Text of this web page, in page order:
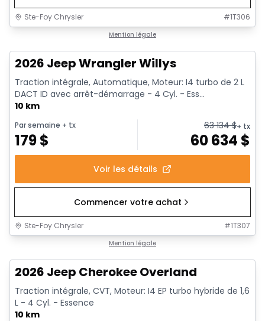
Ste-Foy Chrysler #1T306
Mention légale
2026 Jeep Wrangler Willys
Traction intégrale, Automatique, Moteur: I4 turbo de 2 L
DACT ID avec arrêt-démarrage - 4 Cyl. - Ess...
10 km
Par semaine + tx
179$
63 134$+ tx
60 634 $
Voir les détails
Commencer votre achat
Ste-Foy Chrysler #1T307
Mention légale
2026 Jeep Cherokee Overland
Traction intégrale, CVT, Moteur: I4 EP turbo hybride de 1,6
L - 4 Cyl. - Essence
10 km